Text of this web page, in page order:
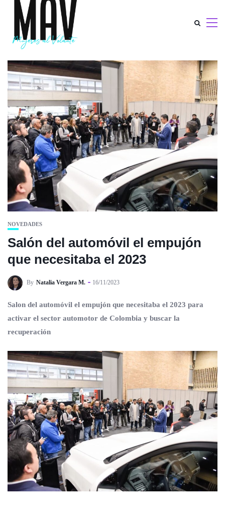
NOVEDADES
Salón del automóvil el empujón
que necesitaba el 2023
By Natalia Vergara M. 16/11/2023
Salon del automóvil el empujón que necesitaba el 2023 para
activar el sector automotor de Colombia y buscar la
recuperación